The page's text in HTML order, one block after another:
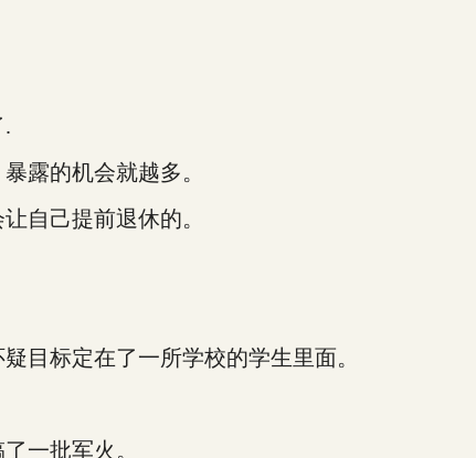
露的机会就越多。
自己提前退休的。
标定在了一所学校的学生里面。
一批军火。